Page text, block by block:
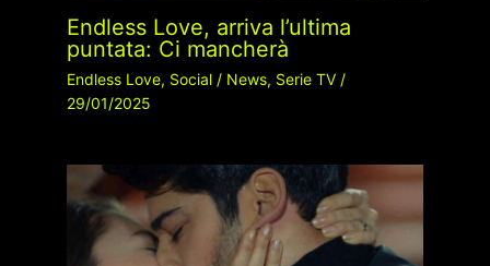
Endless Love, arriva l’ultima
puntata: Ci mancherà
Endless Love, Social/ News, Serie TV/
29/01/2025